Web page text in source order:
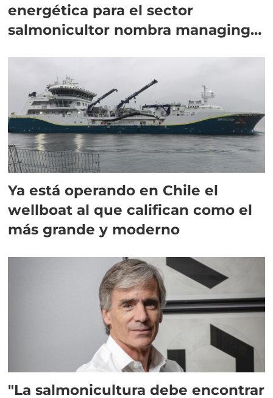
energética para el sector
salmonicultor nombra managing
Ya está operando en Chile el
wellboat al que califican como el
más grande y moderno
"La salmonicultura debe encontrar